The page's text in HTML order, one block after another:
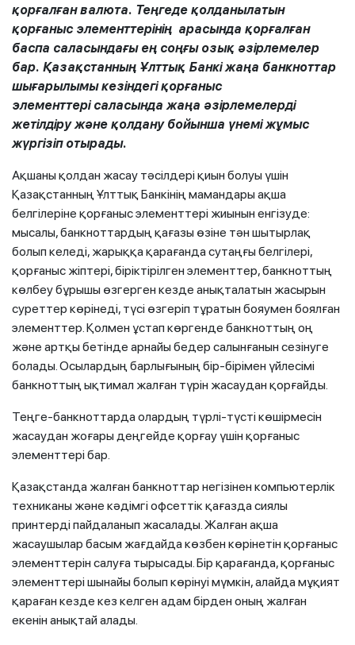
қорғалған валюта. Теңгеде қолданылатын
қорғаныс элементтерінің арасында қорғалған
баспа саласындағы ең соңғы озық әзірлемелер
бар. Қазақстанның Ұлттық Банкі жаңа банкноттар
шығарылымы кезіндегіқорғаныс
элементтерісаласында жаңа әзірлемелерді
жетілдіру және қолдану бойынша үнемі жұмыс
жүргізіп отырады.
Ақшаны қолдан жасау тәсілдері қиын болуы үшін
Қазақстанның Ұлттық Банкінің мамандары ақша
белгілеріне қорғаныс элементтері жиынын енгізуде:
мысалы, банкноттардың қағазы өзіне тән шытырлақ
болып келеді, жарыққа қарағанда сутаңғы белгілері,
қорғаныс жіптері, біріктірілген элементтер, банкноттың
көлбеу бұрышы өзгерген кезде анықталатын жасырын
суреттер көрінеді, түсі өзгеріп тұратын бояумен боялған
элементтер. Қолмен ұстап көргенде банкноттың оң
және артқы бетінде арнайы бедер салынғанын сезінуге
болады. Осылардың барлығының бір-бірімен үйлесімі
банкноттың ықтимал жалған түрін жасаудан қорғайды.
Теңге-банкноттарда олардың түрлі-түсті көшірмесін
жасаудан жоғары деңгейде қорғау үшін қорғаныс
элементтері бар.
Қазақстанда жалған банкноттар негізінен компьютерлік
техниканы және кәдімгі офсеттік қағазда сиялы
принтерді пайдаланып жасалады. Жалған ақша
жасаушылар басым жағдайда көзбен көрінетін қорғаныс
элементтерін салуға тырысады. Бір қарағанда, қорғаныс
элементтері шынайы болып көрінуі мүмкін, алайда мұқият
қараған кезде кез келген адам бірден оның жалған
екенін анықтай алады.